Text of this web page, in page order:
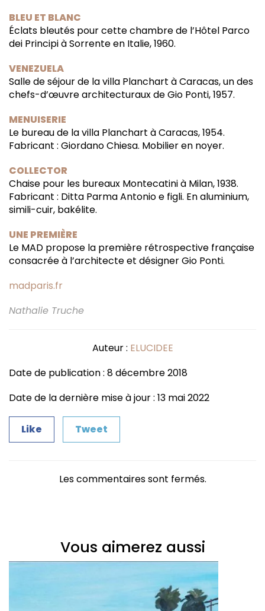
BLEU ET BLANC
Éclats bleutés pour cette chambre de l’Hôtel Parco
dei Principi à Sorrente en Italie, 1960.
VENEZUELA
Salle de séjour de la villa Planchart à Caracas, un des
chefs-d’œuvre architecturaux de Gio Ponti, 1957.
MENUISERIE
Le bureau de la villa Planchart à Caracas, 1954.
Fabricant : Giordano Chiesa. Mobilier en noyer.
COLLECTOR
Chaise pour les bureaux Montecatini à Milan, 1938.
Fabricant : Ditta Parma Antonio e figli. En aluminium,
simili-cuir, bakélite.
UNE PREMIÈRE
Le MAD propose la première rétrospective française
consacrée à l’architecte et désigner Gio Ponti.
madparis.fr
Nathalie Truche
Auteur : ELUCIDEE
Date de publication : 8 décembre 2018
Date de la dernière mise à jour : 13 mai 2022
Like Tweet
Les commentaires sont fermés.
Vous aimerez aussi